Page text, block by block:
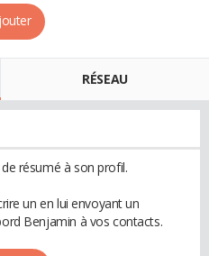
RÉSEAU
résumé à son profil.
un en lui envoyant un
Benjamin à vos contacts.